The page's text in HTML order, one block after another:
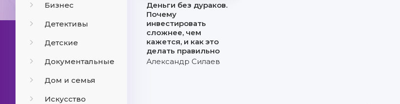
Бизнес
Детективы
Детские
Документальные
Дом и семья
Искусство
Деньги без дураков.
Почему
инвестировать
сложнее, чем
кажется, и как это
делать правильно
Александр Силаев